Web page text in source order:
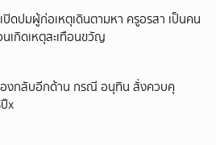
ปิดปมผู้ก่อเหตุเดินตามหา ครูอรสา เป็นคน
เกิดเหตุสะเทือนขวัญ
องกลับอีกด้าน กรณี อนุทิน สั่งควบคุ
x